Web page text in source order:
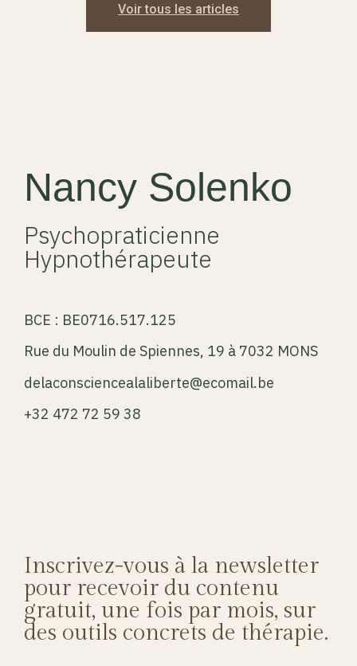
Voir tous les articles
Nancy Solenko
Psychopraticienne
Hypnothérapeute
BCE : BE0716.517.125
Rue du Moulin de Spiennes, 19 à 7032 MONS
delaconsciencealaliberte@ecomail.be
+32 472 72 59 38
Inscrivez-vous à la newsletter
pour recevoir du contenu
gratuit, une fois par mois, sur
des outils concrets de thérapie.